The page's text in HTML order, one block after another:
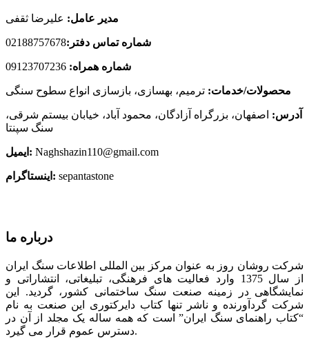
مدیر عامل: علیرضا ثقفی
شماره تماس دفتر:02188757678
شماره همراه: 09123707236
محصولات/خدمات: ترمیم، بهسازی، بازسازی انواع سطوح سنگی
آدرس: اصفهان، بزرگراه آزادگان، محمود آباد، خیابان بیستم شرقی،
سنگ سپنتا
ایمیل: Naghshazin110@gmail.com
اینستاگرام: sepantastone
درباره ما
شرکت روشان روز به عنوان مرکز بین المللی اطلاعات سنگ ایران
از سال 1375 وارد فعالیت های فرهنگی، تبلیغاتی، انتشاراتی و
نمایشگاهی در زمینه صنعت سنگ ساختمانی کشور، گردید. این
شرکت گردآورنده و ناشر تنها کتاب دایرکتوری این صنعت به نام
“کتاب راهنمای سنگ ایران” است که همه ساله یک مجلد از آن در
دسترس عموم قرار می گیرد.